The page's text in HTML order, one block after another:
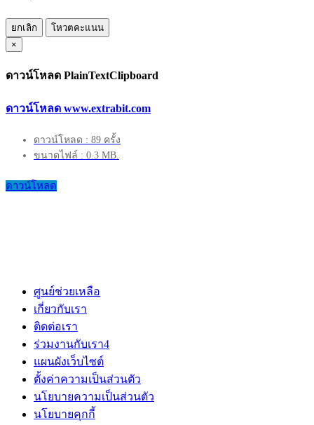
ยกเลิก
โหวตคะแนน
×
ดาวน์โหลด PlainTextClipboard
ดาวน์โหลด www.extrabit.com
ดาวน์โหลด : 89 ครั้ง
ขนาดไฟล์ : 0.3 MB.
ดาวน์โหลด
ศูนย์ช่วยเหลือ
เกี่ยวกับเรา
ติดต่อเรา
ร่วมงานกับเรา4
แผนผังเว็บไซต์
ตั้งค่าความเป็นส่วนตัว
นโยบายความเป็นส่วนตัว
นโยบายคุกกี้